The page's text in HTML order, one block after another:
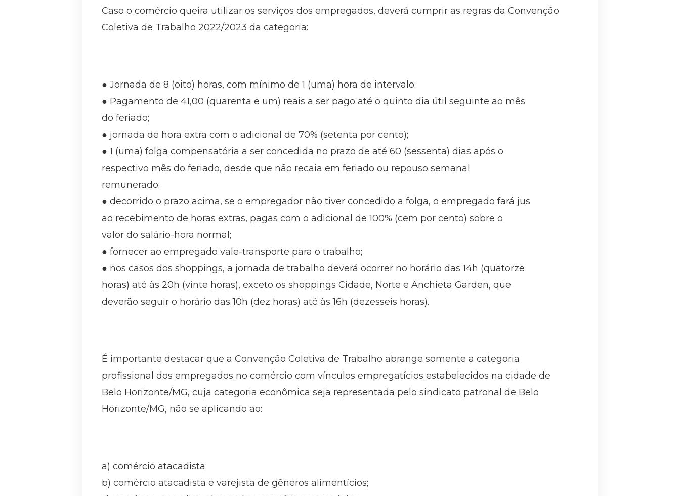
Caso o comércio queira utilizar os serviços dos empregados, deverá cumprir as regras da Convenção
Coletiva de Trabalho 2022/2023 da categoria:
● Jornada de 8 (oito) horas, com mínimo de 1 (uma) hora de intervalo;
● Pagamento de 41,00 (quarenta e um) reais a ser pago até o quinto dia útil seguinte ao mês
do feriado;
● jornada de hora extra com o adicional de 70% (setenta por cento);
● 1 (uma) folga compensatória a ser concedida no prazo de até 60 (sessenta) dias após o
respectivo mês do feriado, desde que não recaia em feriado ou repouso semanal
remunerado;
● decorrido o prazo acima, se o empregador não tiver concedido a folga, o empregado fará jus
ao recebimento de horas extras, pagas com o adicional de 100% (cem por cento) sobre o
valor do salário-hora normal;
● fornecer ao empregado vale-transporte para o trabalho;
● nos casos dos shoppings, a jornada de trabalho deverá ocorrer no horário das 14h (quatorze
horas) até às 20h (vinte horas), exceto os shoppings Cidade, Norte e Anchieta Garden, que
deverão seguir o horário das 10h (dez horas) até às 16h (dezesseis horas).
É importante destacar que a Convenção Coletiva de Trabalho abrange somente a categoria
profissional dos empregados no comércio com vínculos empregatícios estabelecidos na cidade de
Belo Horizonte/MG, cuja categoria econômica seja representada pelo sindicato patronal de Belo
Horizonte/MG, não se aplicando ao:
a) comércio atacadista;
b) comércio atacadista e varejista de gêneros alimentícios;